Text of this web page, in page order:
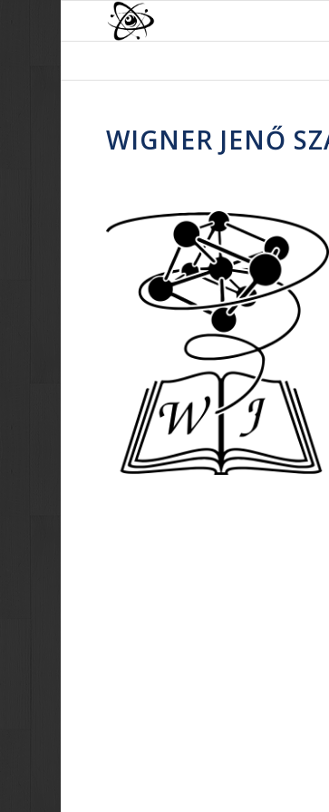
WIGNER JENŐ